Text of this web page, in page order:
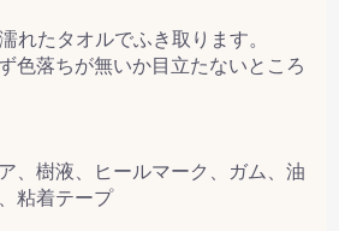
れたタオルでふき取ります。
色落ちが無いか目立たないところ
、樹液、ヒールマーク、ガム、油
粘着テープ